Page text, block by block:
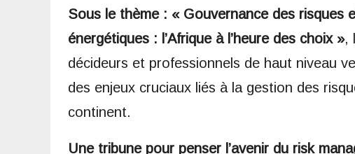
Sous le thème : « Gouvernance des risques
énergétiques : l’Afrique à l’heure des choix »,
décideurs et professionnels de haut niveau
des enjeux cruciaux liés à la gestion des
continent.
Une tribune pour penser l’avenir du risk